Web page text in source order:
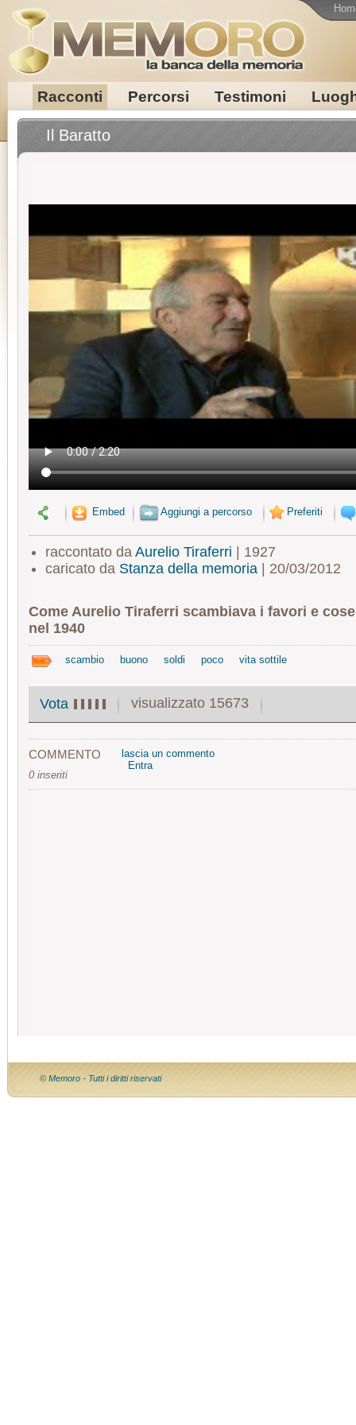
Racconti Percorsi Testimoni
Il Baratto
Embed Aggiungi a percorso Preferiti
raccontato da Aurelio Tiraferri | 1927
caricato da Stanza della memoria| 20/03/2012
Come Aurelio Tiraferri scambiava i favori e
nel 1940
scambio buono soldi poco vita sottile
Vota visualizzato 15673
COMMENTO
0 inseriti
lascia un commento
Entra
© Memoro - Tutti i diritti riservati